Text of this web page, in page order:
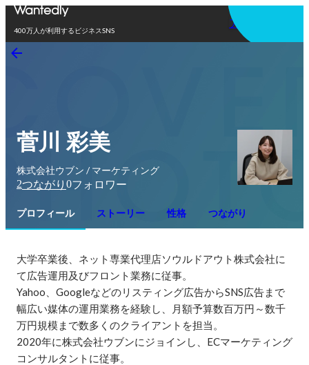
400万人が利用するビジネスSNS
アプリを使う
菅川 彩美
株式会社ウブン / マーケティング
2つながり 0フォロワー
プロフィール ストーリー 性格 つながり
大学卒業後、ネット専業代理店ソウルドアウト株式会社に
て広告運用及びフロント業務に従事。
Yahoo、Googleなどのリスティング広告からSNS広告まで
幅広い媒体の運用業務を経験し、月額予算数百万円～数千
万円規模まで数多くのクライアントを担当。
2020年に株式会社ウブンにジョインし、ECマーケティング
コンサルタントに従事。